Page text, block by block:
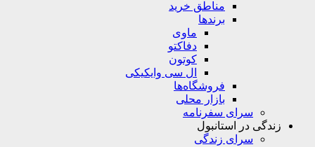
مناطق خرید
برندها
ماوی
دفاکتو
کوتون
ال سی وایکیکی
فروشگاه‌ها
بازار محلی
سرای سفرنامه
زندگی در استانبول
سرای زندگی